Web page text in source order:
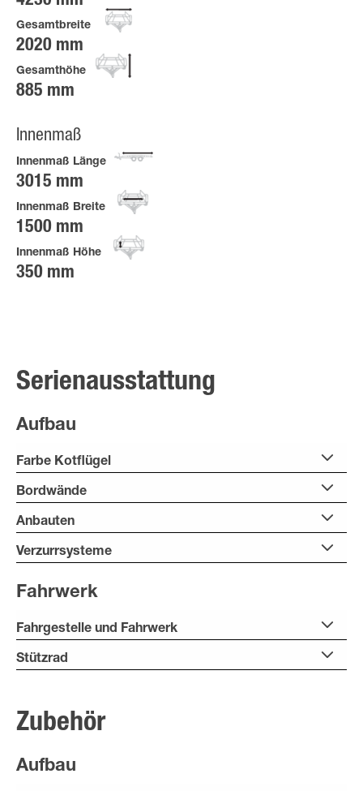
Gesamtbreite
2020 mm
Gesamthöhe
885 mm
Innenmaß
Innenmaß Länge
3015 mm
Innenmaß Breite
1500 mm
Innenmaß Höhe
350 mm
Serienausstattung
Aufbau
Farbe Kotflügel
Bordwände
Anbauten
Verzurrsysteme
Fahrwerk
Fahrgestelle und Fahrwerk
Stützrad
Zubehör
Aufbau